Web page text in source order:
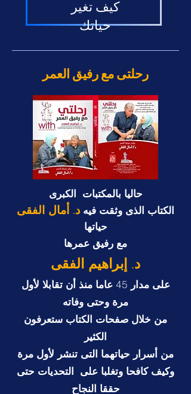
كيف تغير
حياتك
رحلتى مع رفيق العمر
حاليا بالمكتبات الكبرى
الكتاب الذى وثقت فيه د. أمال الفقى
حياتها
مع رفيق عمرها
د. إبراهيم الفقى
على مدار 45 عاما منذ أن تقابلا لأول
مرة وحتى وفاته
من خلال صفحات الكتاب ستعرفون
الكثير
من أسرار حياتهما التى تنشر لأول مرة
وكيف كافحا وتغلبا على التحديات حتى
حققا النجاح